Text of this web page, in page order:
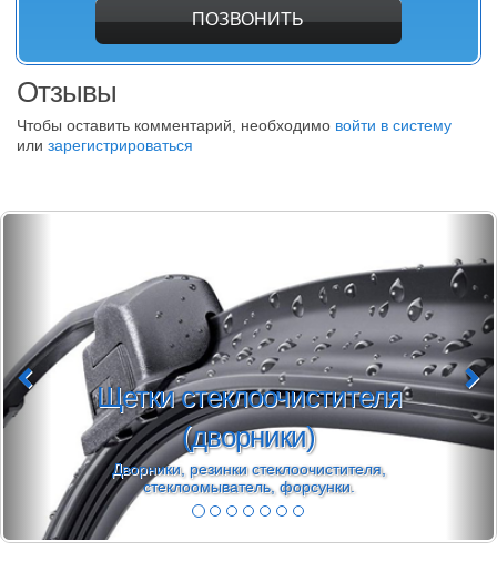
ПОЗВОНИТЬ
Отзывы
Чтобы оставить комментарий, необходимо войти в систему
или зарегистрироваться
Щетки стеклоочистителя
(дворники)
Дворники, резинки стеклоочистителя,
стеклоомыватель, форсунки.